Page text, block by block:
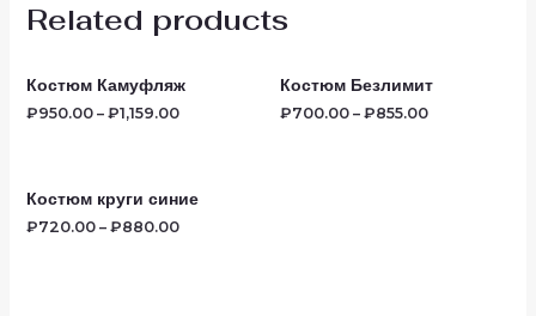
Related products
Костюм Камуфляж
₽950.00– ₽1,159.00
Костюм Безлимит
₽700.00 – ₽855.00
Костюм круги синие
₽720.00– ₽880.00